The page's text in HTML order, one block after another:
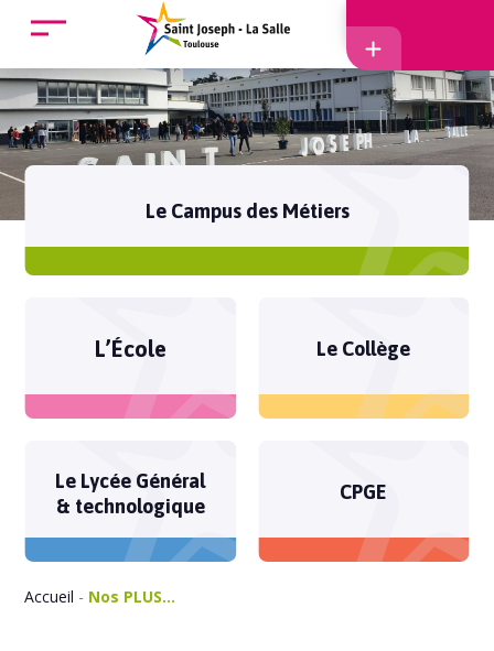
Accueil
Accès
APEL
L’École Le Collège
Le Lycée Général
& technologique
Le Campus des Métiers
CPGE
Accueil - Nos PLUS…